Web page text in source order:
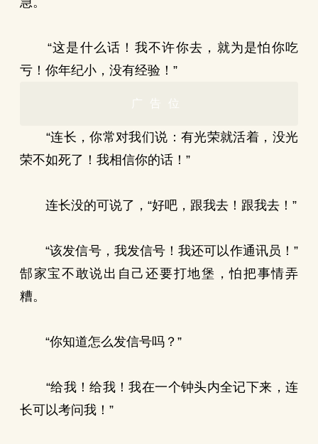
“这是什么话！我不许你去，就为是怕你吃
亏！你年纪小，没有经验！”
广告位
“连长，你常对我们说：有光荣就活着，没光
荣不如死了！我相信你的话！”
连长没的可说了，“好吧，跟我去！跟我去！”
“该发信号，我发信号！我还可以作通讯员！”
郜家宝不敢说出自己还要打地堡，怕把事情弄
糟。
“你知道怎么发信号吗？”
“给我！给我！我在一个钟头内全记下来，连
长可以考问我！”